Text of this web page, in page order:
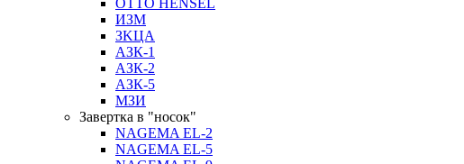
OTTO HENSEL
ИЗМ
ЗKЦA
АЗК-1
АЗК-2
АЗК-5
МЗИ
Завертка в "носок"
NAGEMA EL-2
NAGEMA EL-5